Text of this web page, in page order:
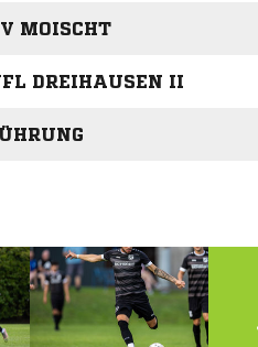
MOISCHT
DREIHAUSEN II